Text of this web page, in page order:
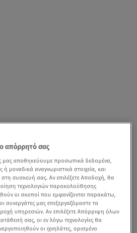
απόρρητό σας
μας αποθηκεύουμε προσωπικά δεδομένα,
μοναδικά αναγνωριστικά στοιχεία, και
συσκευή σας. Αν επιλέξετε Αποδοχή, θα
τεχνολογιών παρακολούθησης
οι σκοποί που εμφανίζονται παρακάτω,
συνεργάτες μας επεξεργαζόμαστε τα
υπηρεσιών. Αν επιλέξετε Απόρριψη όλων
σας, οι εν λόγω τεχνολογίες θα
οι ιχνηλάτες, ορισμένο